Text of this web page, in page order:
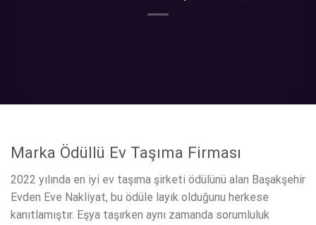
Marka Ödüllü Ev Taşıma Firması
2022 yılında en iyi ev taşıma şirketi ödülünü alan Başakşehir
Evden Eve Nakliyat, bu ödüle layık olduğunu herkese
kanıtlamıştır. Eşya taşırken aynı zamanda sorumluluk